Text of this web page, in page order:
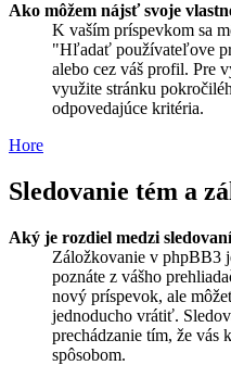
Ako môžem nájsť svoje
K vaším príspevkom sa
"Hľadať používateľove
alebo cez váš profil. Pre
využite stránku
odpovedajúce kritéria.
Hore
Sledovanie tém a
Aký je rozdiel medzi
Záložkovanie v phpBB3
poznáte z vášho
nový príspevok, ale
jednoducho vrátiť.
prechádzanie tím, že vás
spôsobom.